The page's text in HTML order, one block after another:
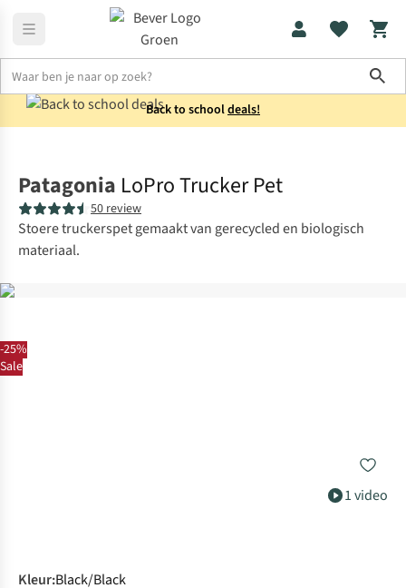
Back to schooldeals!
-25%
Sale
1 video
Patagonia LoPro Trucker Pet
50 review
Stoere truckerspet gemaakt van gerecycled en biologisch
materiaal.
Kleur:Black/Black